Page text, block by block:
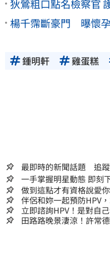
狄鶯粗口點名檢察官
楊千霈斷豪門 曝懷
鍾明軒 雞蛋糕
最即時的新聞話題 追
一手掌握
做到這點才有資格說愛你
伴侶和妳一起預防HPV
立即諮詢HPV！是對自
嫌晚！
田路路晚景淒涼！許常